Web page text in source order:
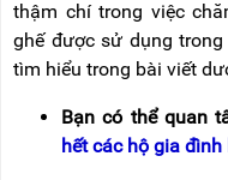
HÀNH
LIÊN
HỆ
VÁN
THANG
RẢNH
thậm chí trong việc
ghế được sử dụng
tìm hiểu trong bài viết
Bạn có thể quan
hết các hộ gia